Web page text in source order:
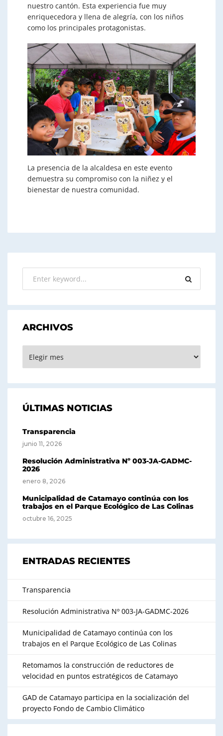
nuestro cantón. Esta experiencia fue muy
enriquecedora y llena de alegría, con los niños
como los principales protagonistas.
La presencia de la alcaldesa en este evento
demuestra su compromiso con la niñez y el
bienestar de nuestra comunidad.
ARCHIVOS
ÚLTIMAS NOTICIAS
Transparencia
junio 11, 2026
Resolución Administrativa Nº 003-JA-GADMC-
2026
enero 8, 2026
Municipalidad de Catamayo continúa con los
trabajos en el Parque Ecológico de Las Colinas
octubre 16, 2025
ENTRADAS RECIENTES
Transparencia
Resolución Administrativa Nº 003-JA-GADMC-2026
Municipalidad de Catamayo continúa con los
trabajos en el Parque Ecológico de Las Colinas
Retomamos la construcción de reductores de
velocidad en puntos estratégicos de Catamayo
GAD de Catamayo participa en la socialización del
proyecto Fondo de Cambio Climático